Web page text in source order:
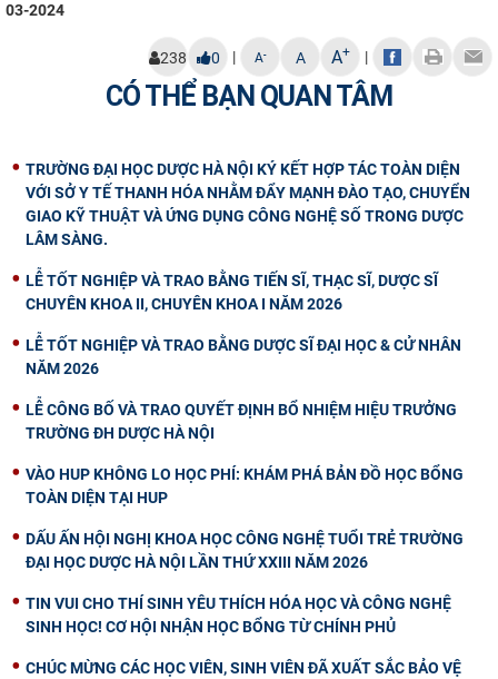
03-2024
238 0 | A- A A+ |
CÓ THỂ BẠN QUAN TÂM
TRƯỜNG ĐẠI HỌC DƯỢC HÀ NỘI KÝ KẾT HỢP TÁC TOÀN DIỆN
VỚI SỞ Y TẾ THANH HÓA NHẰM ĐẨY MẠNH ĐÀO TẠO, CHUYỂN
GIAO KỸ THUẬT VÀ ỨNG DỤNG CÔNG NGHỆ SỐ TRONG DƯỢC
LÂM SÀNG.
LỄ TỐT NGHIỆP VÀ TRAO BẰNG TIẾN SĨ, THẠC SĨ, DƯỢC SĨ
CHUYÊN KHOA II, CHUYÊN KHOA I NĂM 2026
LỄ TỐT NGHIỆP VÀ TRAO BẰNG DƯỢC SĨ ĐẠI HỌC & CỬ NHÂN
NĂM 2026
LỄ CÔNG BỐ VÀ TRAO QUYẾT ĐỊNH BỔ NHIỆM HIỆU TRƯỞNG
TRƯỜNG ĐH DƯỢC HÀ NỘI
VÀO HUP KHÔNG LO HỌC PHÍ: KHÁM PHÁ BẢN ĐỒ HỌC BỔNG
TOÀN DIỆN TẠI HUP
DẤU ẤN HỘI NGHỊ KHOA HỌC CÔNG NGHỆ TUỔI TRẺ TRƯỜNG
ĐẠI HỌC DƯỢC HÀ NỘI LẦN THỨ XXIII NĂM 2026
TIN VUI CHO THÍ SINH YÊU THÍCH HÓA HỌC VÀ CÔNG NGHỆ
SINH HỌC! CƠ HỘI NHẬN HỌC BỔNG TỪ CHÍNH PHỦ
CHÚC MỪNG CÁC HỌC VIÊN, SINH VIÊN ĐÃ XUẤT SẮC BẢO VỆ